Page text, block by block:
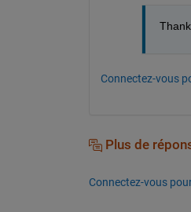
Connectez-vous
Plus de
Connectez-vous